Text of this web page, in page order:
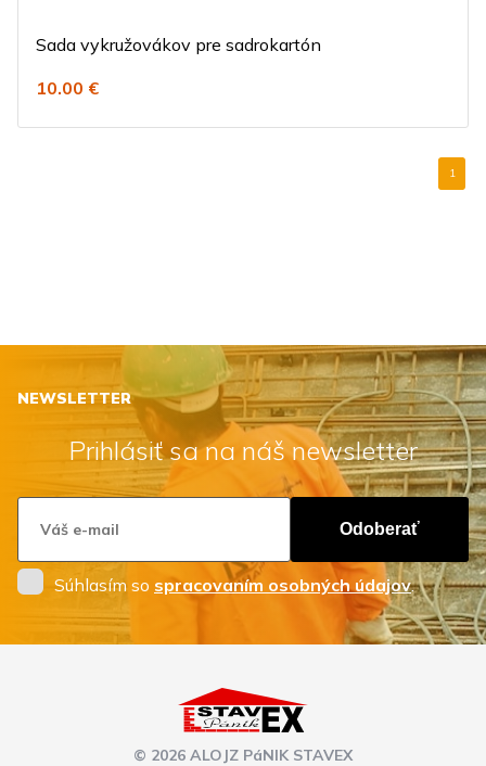
Sada vykružovákov pre sadrokartón
10.00 €
1
NEWSLETTER
Prihlásiť sa na náš newsletter
Odoberať
Súhlasím so spracovaním osobných údajov.
© 2026 ALOJZ PáNIK STAVEX